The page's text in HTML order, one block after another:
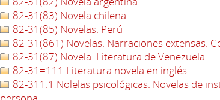
82-31(83) Novela chilena
82-31(85) Novelas. Perú
82-31(861) Novelas. Narraciones extensas.
82-31(87) Novela. Literatura de Venezuela
82-31=111 Literatura novela en inglés
82-311.1 Nolelas psicológicas. Novelas de